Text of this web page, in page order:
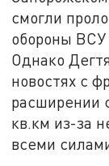
смогли
обороны ВСУ
Однако
новостях с
расширении
кв.км из-за
всеми